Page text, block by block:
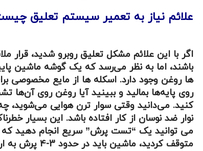
علائم نیاز به تعمیر سیستم تعلیق
اگر با این علائم مشکل تعلیق روبرو شدید،
باشند، اما به نظر می‌رسد که یک گوشه ماشین
ها روغن وجود دارد. اسکله ها از مایع مخصوصی
روی پایه‌ها بمالید و ببینید آیا روغن روی
کنید. می‌دانید وقتی سوار ترن هوایی می‌شوید،
نوار ضد نوسان از کار افتاده باشد. این
می توانید یک “تست پرش” سریع انجام دهید
متوقف کردید، ماشین باید در حدود 3-4 پرش به ارتفاع سواری عادی خود بازگردد. پرش های بیشتر از این، و می توانید مطمئن باشید که مشکل تعلیق وجود دارد.